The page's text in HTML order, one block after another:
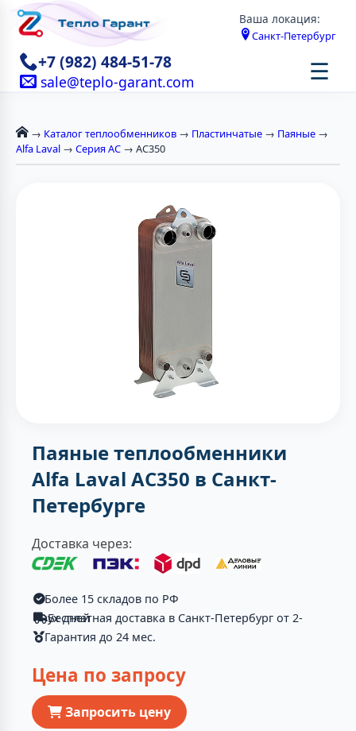
Ваша локация:
Санкт-Петербург
+7 (982) 484-51-78
sale@teplo-garant.com ☰
→ Каталог теплообменников → Пластинчатые → Паяные →
Alfa Laval → Серия AC → AC350
Паяные теплообменники
Alfa Laval AC350 в Санкт-
Петербурге
Доставка через:
Более 15 складов по РФ
Бесплатная доставка в Санкт-Петербург от 2-ух дней
Гарантия до 24 мес.
Цена по запросу
Запросить цену